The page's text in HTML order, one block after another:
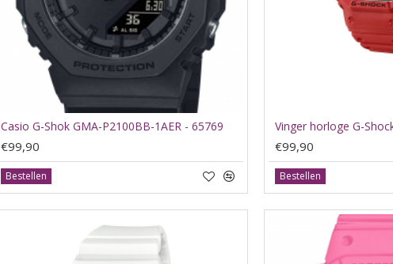
Casio G-Shok GMA-P2100BB-1AER - 65769
€99,90
Bestellen
€99,90
Bestellen